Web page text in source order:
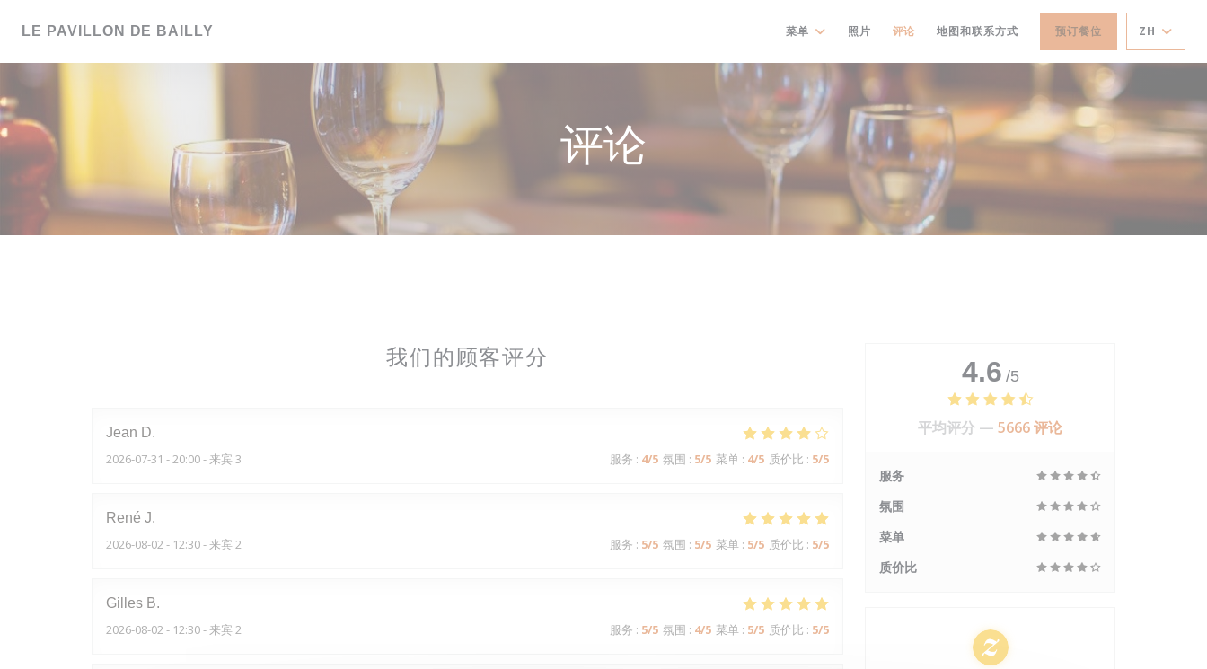
LE PAVILLON DE BAILLY 菜单 照片 评论 地图和联系方式 预订餐位 ZH
评论
我们的顾客评分
Jean D
2026-07-31 - 20:00 - 来宾 3 服务 : 4/5 氛围 : 5/5 菜单 : 4/5 质价比 : 5/5
René J
2026-08-02 - 12:30 - 来宾 2 服务 : 5/5 氛围 : 5/5 菜单 : 5/5 质价比 : 5/5
Gilles B
2026-08-02 - 12:30 - 来宾 2 服务 : 5/5 氛围 : 4/5 菜单 : 5/5 质价比 : 5/5
4.6 /5
平均评分 — 5666 评论
服务
氛围
菜单
质价比